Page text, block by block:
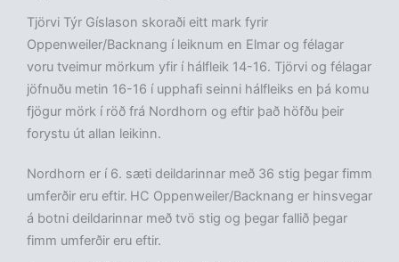
Tjörvi Týr Gíslason skoraði eitt mark fyrir
Oppenweiler/Backnang í leiknum en Elmar og félagar
voru tveimur mörkum yfir í hálfleik 14-16. Tjörvi og félagar
jöfnuðu metin 16-16 í upphafi seinni hálfleiks en þá komu
fjögur mörk í röð frá Nordhorn og eftir það höfðu þeir
forystu út allan leikinn.
Nordhorn er í 6. sæti deildarinnar með 36 stig þegar fimm
umferðir eru eftir. HC Oppenweiler/Backnang er hinsvegar
á botni deildarinnar með tvö stig og þegar fallið þegar
fimm umferðir eru eftir.